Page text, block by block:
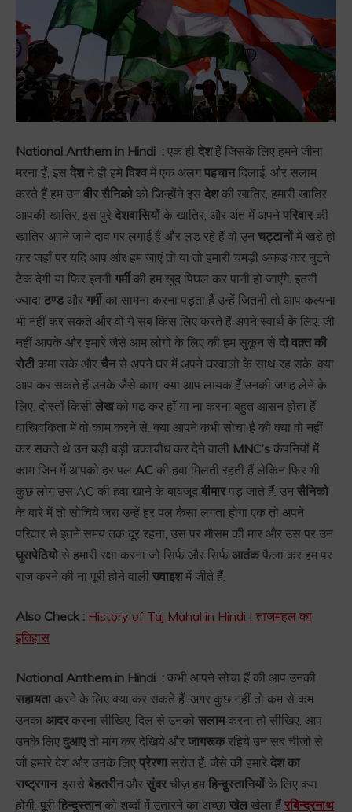
National Anthem in Hindi : एक ही देशहैं जिसके लिए हमने जीना
मरना हैं, इस देशने ही हमे विश्वमें एक अलगपहचानदिलाई. और सलाम
करते हैं हम उन वीर सैनिकोको जिन्होंने इस देशकी खातिर, हमारी खातिर,
आपकी खातिर, इस पुरे देशवासियोंके खातिर, और अंत में अपने परिवारकी
खातिर अपने जाने दाव पर लगाई हैं और लड़ रहे हैं वो उन चट्टानोंमें खड़े हो
कर जहाँ पर यदि आप और हम जाएं तो या तो हमारी चमड़ी अकड कर घुटने
टेक देगी या फिर इतनी गर्मीकी हम खुद पिघल कर पानी हो जाएंगे. इतनी
ज्यादा ठण्डऔर गर्मीका सामना करना पड़ता हैं उन्हें जितनी तो आप कल्पना
भी नहीं कर सकते और वो ये सब किस लिए करते हैं अपने स्वार्थ के लिए. जी
नहीं आपके और हमारे जैसे आम लोगो के लिए की हम सुकून से दो वक़्त की
रोटीकमा सके और चैनसे अपने घर में अपने घरवालो के साथ रह सके. क्या
आप कर सकते हैं उनके जैसे काम, क्या आप लायक हैं उनकी जगह लेने के
लिए. दोस्तों किसी लेखको पढ़ कर हाँ या ना करना बहुत आसन होता हैं
वास्त्विकिता में वो काम करने से. क्या आपने कभी सोचा हैं की क्या वो नहीं
कर सकते थे उन बड़ी बड़ी चकाचौंध कर देने वाली MNC’s कंपनियों में
काम जिन में आपको हर पल AC की हवा मिलती रहती हैं लेकिन फिर भी
कुछ लोग उस AC की हवा खाने के बावजूद बीमारपड़ जाते हैं. उन सैनिको
के बारे में तो सोचिये जरा उन्हें हर पल कैसा लगता होगा एक तो अपने
परिवार से इतने समय तक दूर रहना, उस पर मौसम की मार और उस पर उन
घुसपेठियोसे हमारी रक्षा करना जो सिर्फ और सिर्फ आतंकफैला कर हम पर
राज़ करने की ना पूरी होने वाली ख्वाइशमें जीते हैं.
Also Check : History of Taj Mahal in Hindi | ताजमहल का
इतिहास
National Anthem in Hindi : कभी आपने सोचा हैं की आप उनकी
सहायताकरने के लिए क्या कर सकते हैं. अगर कुछ नहीं तो कम से कम
उनका आदरकरना सीखिए, दिल से उनको सलामकरना तो सीखिए, आप
उनके लिए दुआएतो मांग कर देखिये और जागरूकरहिये उन सब चीजों से
जो हमारे देश और उनके लिए प्रेरणास्रोत हैं. जैसे की हमारे देश का
राष्ट्रगान. इससे बेहतरीनऔर सुंदरचीज़ हम हिन्दुस्तानियोंके लिए क्या
होगी. पूरी हिन्दुस्तानको शब्दों में उतारने का अच्छा खेल खेला हैं रबिन्द्रनाथ